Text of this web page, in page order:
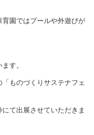
園ではプールや外遊びが
す。
ものづくりサステナフェ
て出展させていただきま